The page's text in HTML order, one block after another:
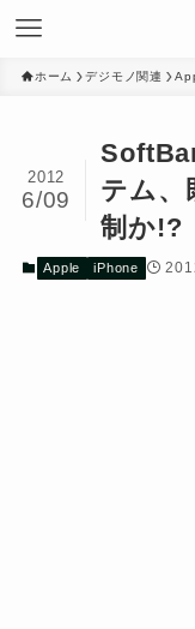
ホーム デジモノ関連
テム、
制か!?
2012
6/09
Apple iPhone